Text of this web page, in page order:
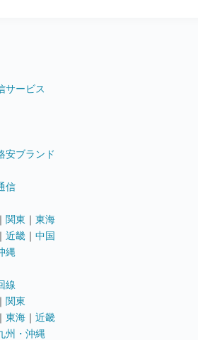
サービス
安ブランド
信
｜ 関東 ｜ 東海
｜ 近畿 ｜ 中国
縄
線
｜ 関東
｜ 東海 ｜ 近畿
州・沖縄